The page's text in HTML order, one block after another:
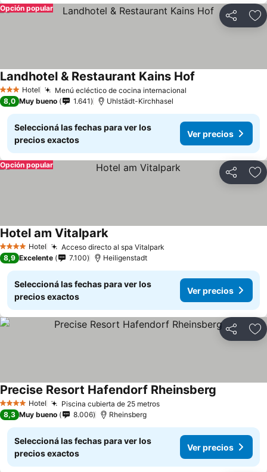
Compartir
Opción popular
3 Estrellas
Hotel Menú ecléctico de cocina internacional
Landhotel & Restaurant Kains Hof
8,0 Muy bueno 1.641 Uhlstädt-Kirchhasel
Seleccioná las fechas para ver los
precios exactos
Ver precios
Compartir
Opción popular
4 EstrellasHotel Acceso directo al spa Vitalpark
Hotel am Vitalpark
8,9 Excelente 7.100 Heiligenstadt
Seleccioná las fechas para ver los
precios exactos
Ver precios
Compartir
4 EstrellasHotel Piscina cubierta de 25 metros
Precise Resort Hafendorf Rheinsberg
8,3 Muy bueno 8.006 Rheinsberg
Seleccioná las fechas para ver los
precios exactos
Ver precios